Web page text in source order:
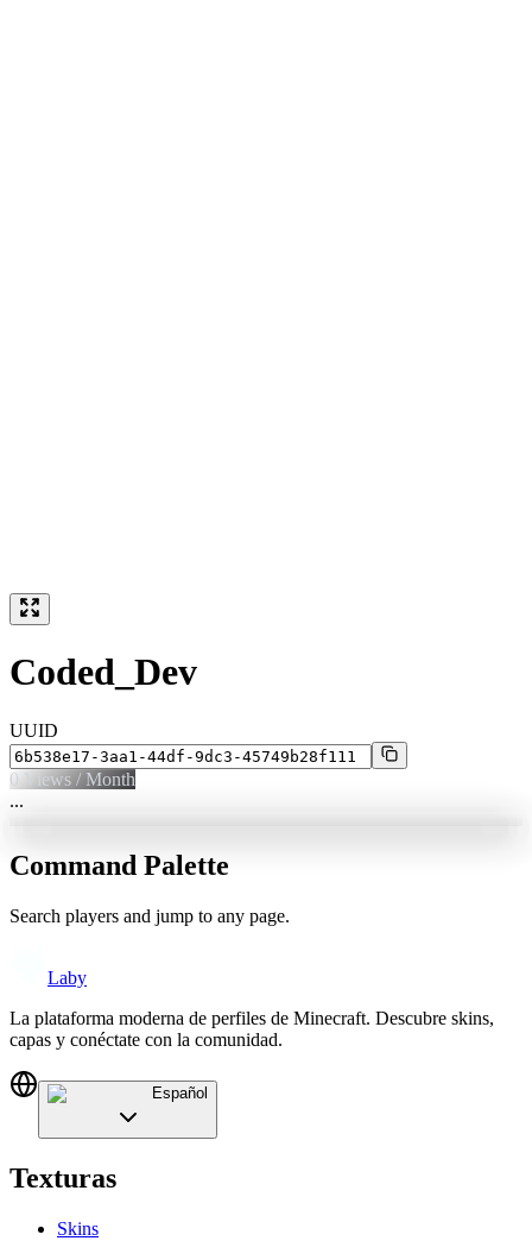
Coded_Dev
UUID
0 Views / Month
...
Command Palette
Search players and jump to any page.
Laby
La plataforma moderna de perfiles de Minecraft. Descubre skins,
capas y conéctate con la comunidad.
Español
Texturas
Skins